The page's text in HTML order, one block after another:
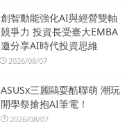
創智動能強化AI與經營雙軸
競爭力 投資長受臺大EMBA
邀分享AI時代投資思維
2026/08/07
ASUSx三麗鷗耍酷聯萌 潮玩
開學祭搶抱AI筆電！
2026/08/07